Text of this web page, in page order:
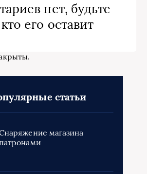
нет, будьте
его оставит
статьи
магазина